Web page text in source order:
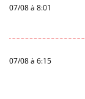
07/08 à 8:01
07/08 à 6:15